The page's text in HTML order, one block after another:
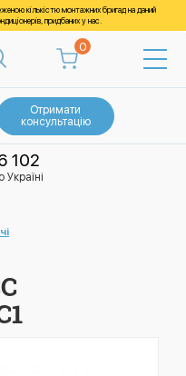
кількістю монтажних бригад на даний
придбаних у нас.
0
Отримати
консультацію
102
Україні